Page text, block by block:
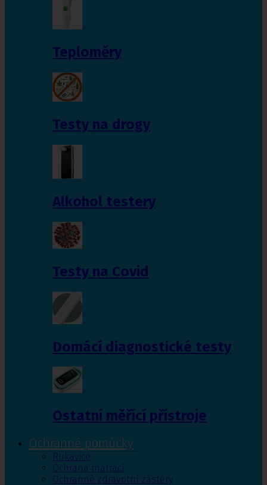
Teploměry
Testy na drogy
Alkohol testery
Testy na Covid
Domácí diagnostické testy
Ostatní měřící přístroje
Ochranné pomůcky
Rukavice
Ochrana matrací
Ochranné zdravotní zástěry